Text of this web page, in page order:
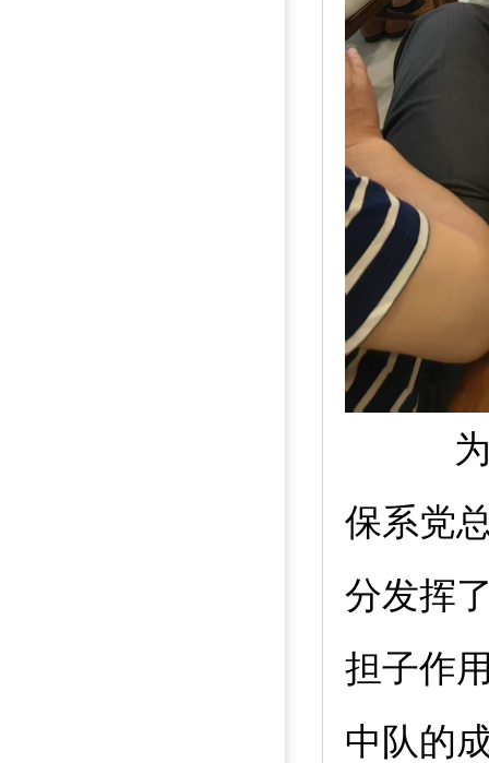
保系党
分发挥
担子作
中队的